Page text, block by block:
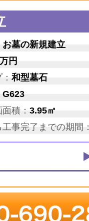
お墓の新規建立
円
：和型墓石
G623
積： 3.95㎡
事完了までの期間：